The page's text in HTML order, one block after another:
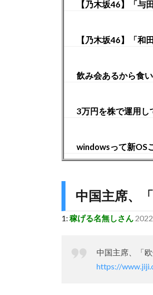
【乃木坂46】「与
【乃木坂46】「和
飲み会あるから食
3万円を株で運用し
windowsって新OS
中国主席、
1: 稼げる名無しさん
中国主席、「
https://